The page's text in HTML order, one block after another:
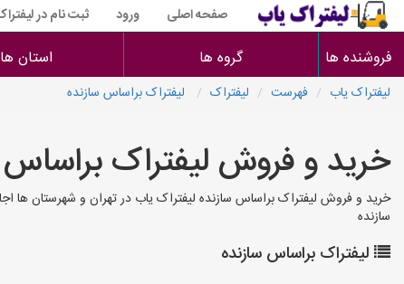
صفحه اصلی ورود ثبت نام در
فروشنده ها گروه ها استان ها
لیفتراک یاب فهرست لیفتراک لیفتراک براساس سازنده
خرید و فروش لیفتراک براساس
خرید و فروش لیفتراک براساس سازنده لیفتراک یاب در تهران و شهرستان ها
سازنده
لیفتراک براساس سازنده